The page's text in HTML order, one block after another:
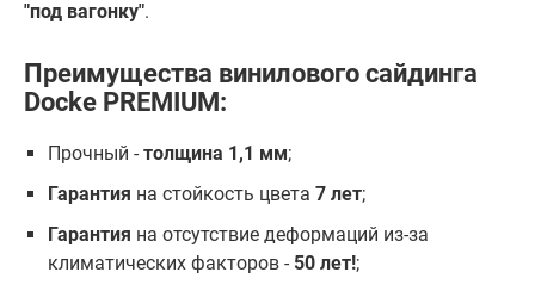
"под вагонку".
Преимущества винилового сайдинга
Docke PREMIUM:
Прочный -толщина 1,1 мм;
Гарантия на стойкость цвета7 лет;
Гарантия на отсутствие деформаций из-за
климатических факторов - 50 лет!;